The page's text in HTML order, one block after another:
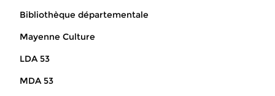
Bibliothèque départementale
Mayenne Culture
LDA 53
MDA 53